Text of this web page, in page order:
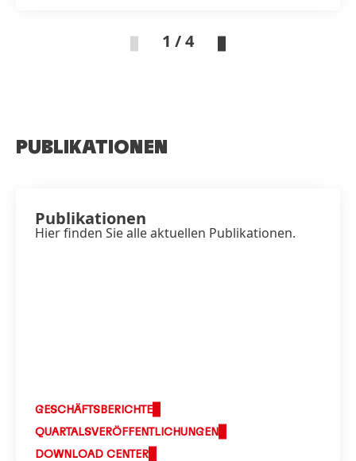
1 / 4
PUBLIKATIONEN
Publikationen
Hier finden Sie alle aktuellen Publikationen.
GESCHÄFTSBERICHTE
QUARTALS­VERÖFFENTLICHUNGEN
DOWNLOAD CENTER